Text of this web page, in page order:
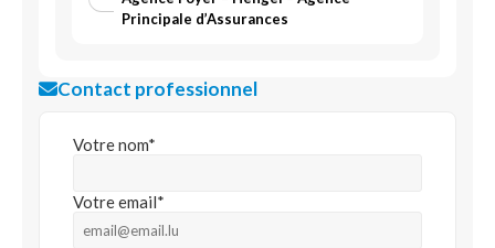
Principale d’Assurances
Contact professionnel
Votre nom*
Votre email*